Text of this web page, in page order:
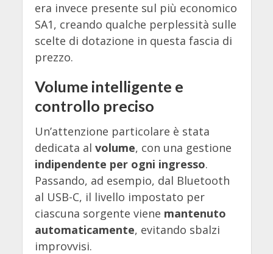
era invece presente sul più economico
SA1, creando qualche perplessità sulle
scelte di dotazione in questa fascia di
prezzo.
Volume intelligente e
controllo preciso
Un’attenzione particolare è stata
dedicata al volume, con una gestione
indipendente per ogni ingresso.
Passando, ad esempio, dal Bluetooth
al USB-C, il livello impostato per
ciascuna sorgente viene mantenuto
automaticamente, evitando sbalzi
improvvisi.